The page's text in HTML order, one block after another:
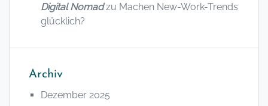
Digital Nomadzu Machen New-Work-Trends
glücklich?
Archiv
Dezember 2025